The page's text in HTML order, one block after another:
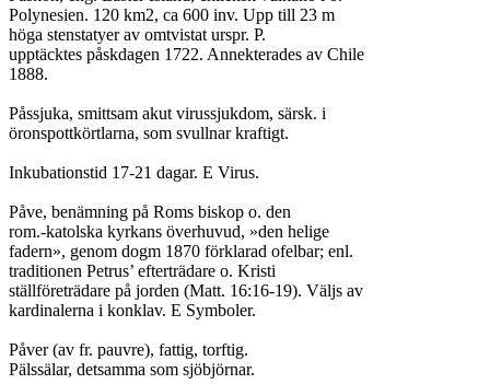
Polynesien. 120 km2, ca 600 inv. Upp till 23 m
höga stenstatyer av omtvistat urspr. P.
upptäcktes påskdagen 1722. Annekterades av Chile
1888.
Påssjuka, smittsam akut virussjukdom, särsk. i
öronspottkörtlarna, som svullnar kraftigt.
Inkubationstid 17-21 dagar. E Virus.
Påve, benämning på Roms biskop o. den
rom.-katolska kyrkans överhuvud, »den helige
fadern», genom dogm 1870 förklarad ofelbar; enl.
traditionen Petrus’ efterträdare o. Kristi
ställföreträdare på jorden (Matt. 16:16-19). Väljs av
kardinalerna i konklav. E Symboler.
Påver (av fr. pauvre), fattig, torftig.
Pälssälar, detsamma som sjöbjörnar.